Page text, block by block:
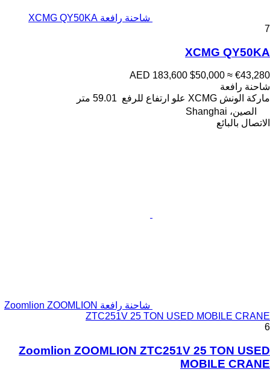
شاحنة رافعة XCMG QY50KA
7
XCMG QY50KA
AED 183,600 $50,000 ≈ €43,280
شاحنة رافعة
ماركة الونش XCMG علو ارتفاع للرفع 59.01 متر
الصين، Shanghai
الاتصال بالبائع
شاحنة رافعة Zoomlion ZOOMLION
ZTC251V 25 TON USED MOBILE CRANE
6
Zoomlion ZOOMLION ZTC251V 25 TON USED
MOBILE CRANE